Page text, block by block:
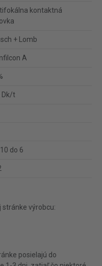
kontaktná
+ Lomb
A
Dk/t
do 6
stránke výrobcu:
posielajú do